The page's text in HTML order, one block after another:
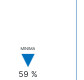
MINIMA
59 %